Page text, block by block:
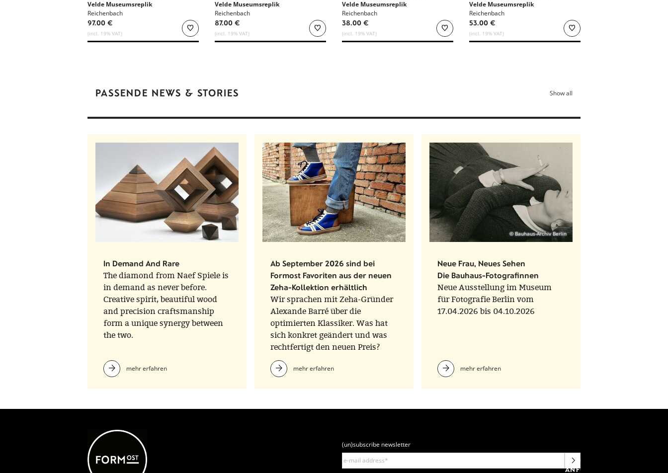
Velde Museumsreplik
Reichenbach
97.00 €
(incl. 19% VAT)
Velde Museumsreplik
Reichenbach
87.00 €
(incl. 19% VAT)
Velde Museumsreplik
Reichenbach
38.00 €
(incl. 19% VAT)
Velde Museumsreplik
Reichenbach
53.00 €
(incl. 19% VAT)
PASSENDE NEWS & STORIES Show all
In Demand And Rare
The diamond from Naef Spiele is
in demand as never before.
Creative spirit, beautiful wood
and precision craftsmanship
form a unique synergy between
the two.
mehr erfahren
Ab September 2026 sind bei
Formost Favoriten aus der neuen
Zeha-Kollektion erhältlich
Wir sprachen mit Zeha-Gründer
Alexande Barré über die
optimierten Klassiker. Was hat
sich konkret geändert und was
rechtfertigt den neuen Preis?
mehr erfahren
© Bauhaus-Archiv Berlin
Neue Frau, Neues Sehen
Die Bauhaus-Fotografinnen
Neue Ausstellung im Museum
für Fotografie Berlin vom
17.04.2026 bis 04.10.2026
mehr erfahren
(un)subscribe newsletter
NEWSLETTERANMELDUNG
ANFORDERN